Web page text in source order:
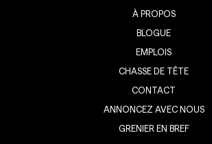
À PROPOS
BLOGUE
EMPLOIS
CHASSE DE TÊTE
CONTACT
ANNONCEZ AVEC NOUS
GRENIER EN BREF